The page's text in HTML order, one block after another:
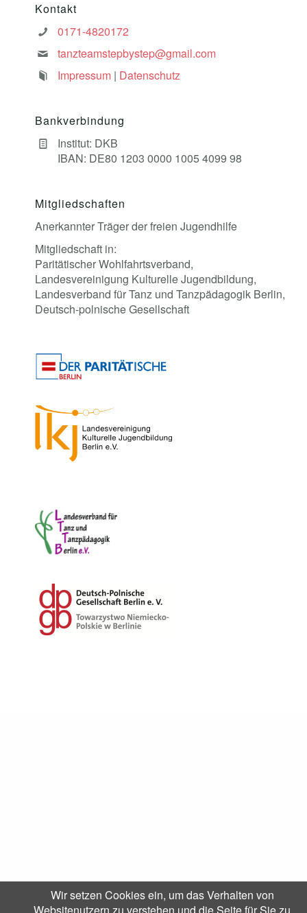
Kontakt
0171-4820172
tanzteamstepbystep@gmail.com
Impressum | Datenschutz
Bankverbindung
Institut: DKB
IBAN: DE80 1203 0000 1005 4099 98
Mitgliedschaften
Anerkannter Träger der freien Jugendhilfe
Mitgliedschaft in:
Paritätischer Wohlfahrtsverband,
Landesvereinigung Kulturelle Jugendbildung,
Landesverband für Tanz und Tanzpädagogik Berlin,
Deutsch-polnische Gesellschaft
Wir setzen Cookies ein, um das Verhalten von